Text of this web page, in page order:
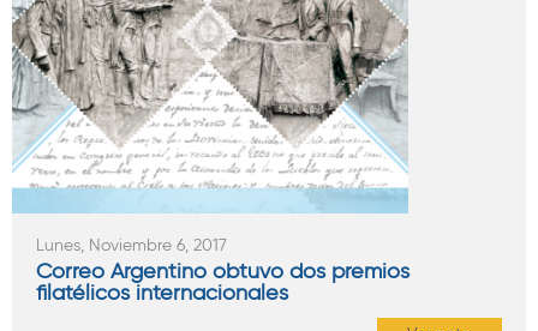
Lunes, Noviembre 6, 2017
Correo Argentino obtuvo dos premios
filatélicos internacionales